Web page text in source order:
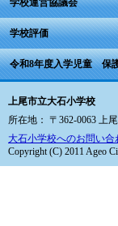
学校評価
令和8年度入学児童 保
上尾市立大石小学校
所在地： 〒362-0063 上
大石小学校へのお問い合
Copyright (C) 2011 Ageo